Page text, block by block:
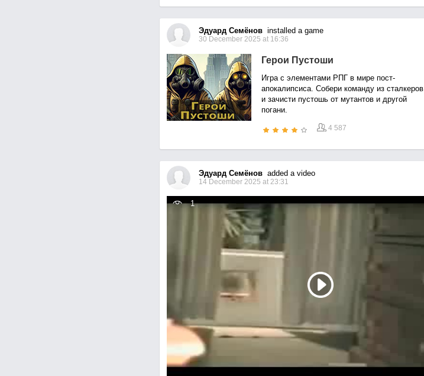
Эдуард Семёновinstalled a game
30 December 2025 at 16:36
Герои Пустоши
Игра с элементами РПГ в мире пост-
апокалипсиса. Собери команду из сталкеров
и зачисти пустошь от мутантов и другой
погани.
4 587
Эдуард Семёновadded a video
14 December 2025 at 23:31
1